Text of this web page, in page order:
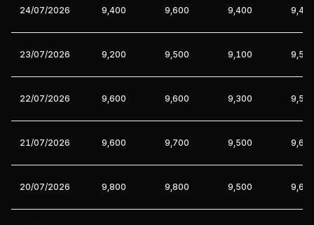
24/07/2026 9,400 9,600 9,400
23/07/2026 9,200 9,500 9,100
22/07/2026 9,600 9,600 9,300
21/07/2026 9,600 9,700 9,500
20/07/2026 9,800 9,800 9,500